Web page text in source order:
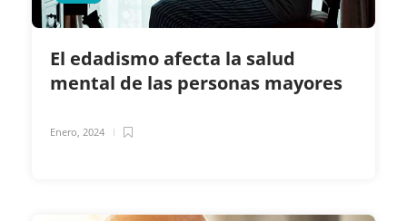
El edadismo afecta la salud
mental de las personas mayores
Enero, 2024